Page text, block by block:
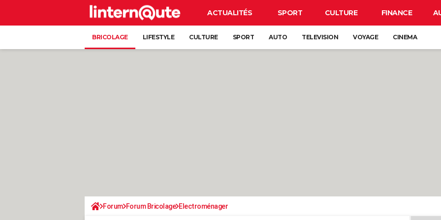
ACTUALITÉS SPORT CULTURE FINANCE
BRICOLAGE LIFESTYLE CULTURE SPORT AUTO TELEVISION VOYAGE CINEMA
Forum Forum Bricolage Electroménager